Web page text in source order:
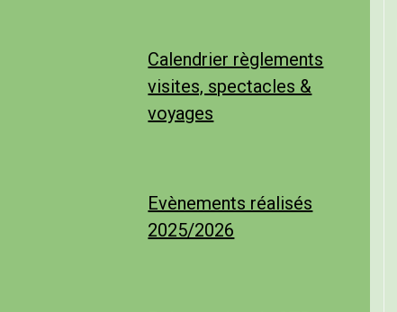
Calendrier règlements
visites, spectacles &
voyages
Evènements réalisés
2025/2026